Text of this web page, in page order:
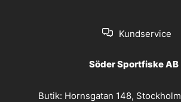
Kundservice
Söder Sportfiske AB
Butik: Hornsgatan 148, Stockholm